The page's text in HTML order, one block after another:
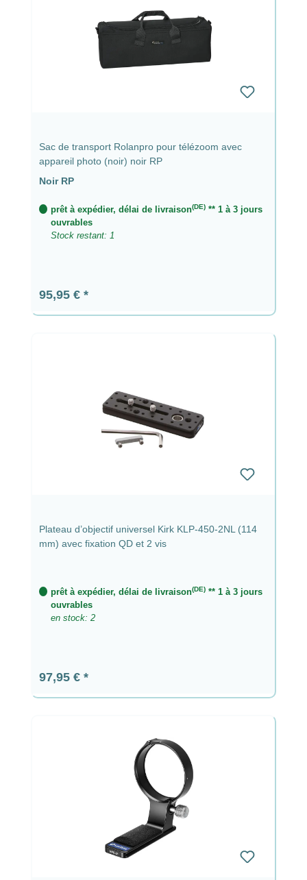
Sac de transport Rolanpro pour télézoom avec
appareil photo (noir) noir RP
Noir RP
prêt à expédier, délai de livraison(DE)** 1 à 3 jours
ouvrables
Stock restant: 1
Prix régulier :
95,95 €
Plateau d’objectif universel Kirk KLP-450-2NL (114
mm) avec fixation QD et 2 vis
prêt à expédier, délai de livraison(DE)** 1 à 3 jours
ouvrables
en stock: 2
Prix régulier :
97,95 €